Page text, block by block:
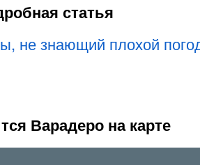
статья
не знающий плохой
Варадеро на карте